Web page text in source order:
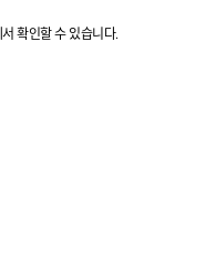
확인할 수 있습니다.